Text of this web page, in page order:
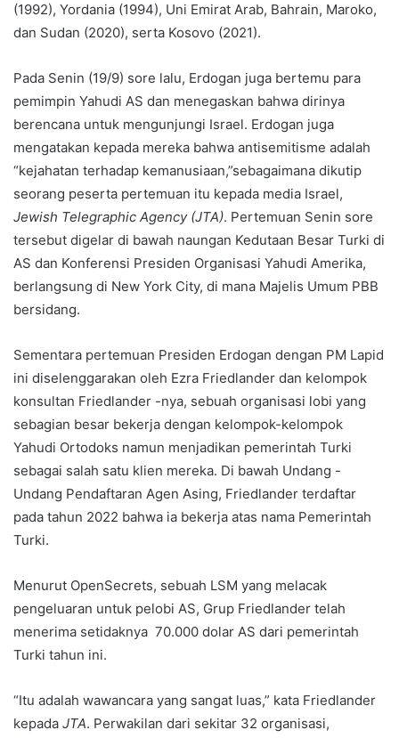
(1992), Yordania (1994), Uni Emirat Arab, Bahrain, Maroko,
dan Sudan (2020), serta Kosovo (2021).
Pada Senin (19/9) sore lalu, Erdogan juga bertemu para
pemimpin Yahudi AS dan menegaskan bahwa dirinya
berencana untuk mengunjungi Israel. Erdogan juga
mengatakan kepada mereka bahwa antisemitisme adalah
“kejahatan terhadap kemanusiaan,”sebagaimana dikutip
seorang peserta pertemuan itu kepada media Israel,
Jewish Telegraphic Agency (JTA). Pertemuan Senin sore
tersebut digelar di bawah naungan Kedutaan Besar Turki di
AS dan Konferensi Presiden Organisasi Yahudi Amerika,
berlangsung di New York City, di mana Majelis Umum PBB
bersidang.
Sementara pertemuan Presiden Erdogan dengan PM Lapid
ini diselenggarakan oleh Ezra Friedlander dan kelompok
konsultan Friedlander -nya, sebuah organisasi lobi yang
sebagian besar bekerja dengan kelompok-kelompok
Yahudi Ortodoks namun menjadikan pemerintah Turki
sebagai salah satu klien mereka. Di bawah Undang -
Undang Pendaftaran Agen Asing, Friedlander terdaftar
pada tahun 2022 bahwa ia bekerja atas nama Pemerintah
Turki.
Menurut OpenSecrets, sebuah LSM yang melacak
pengeluaran untuk pelobi AS, Grup Friedlander telah
menerima setidaknya 70.000 dolar AS dari pemerintah
Turki tahun ini.
“Itu adalah wawancara yang sangat luas,” kata Friedlander
kepada JTA. Perwakilan dari sekitar 32 organisasi,